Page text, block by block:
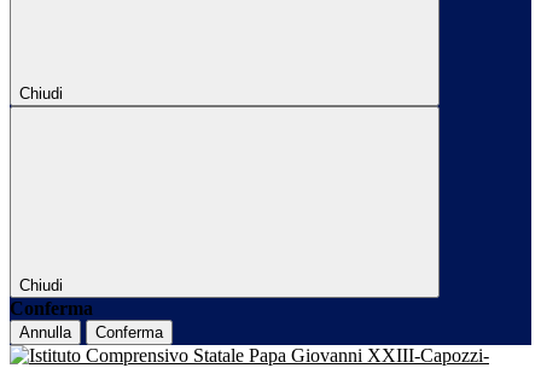
Chiudi
Chiudi
Conferma
Annulla Conferma